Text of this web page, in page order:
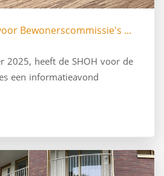
Bewonerscommissie's ...
2025, heeft de SHOH voor de
een informatieavond